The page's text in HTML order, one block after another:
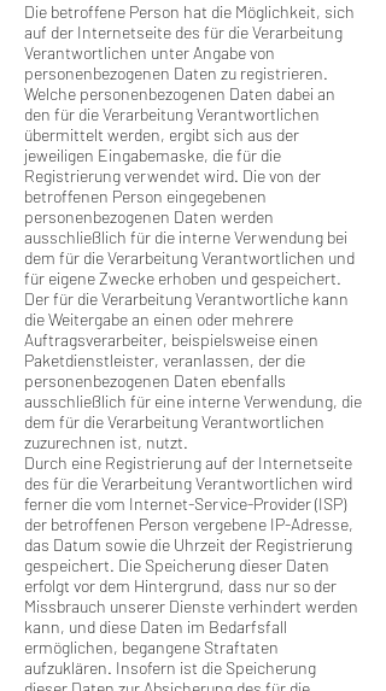
Die betroffene Person hat die Möglichkeit, sich
auf der Internetseite des für die Verarbeitung
Verantwortlichen unter Angabe von
personenbezogenen Daten zu registrieren.
Welche personenbezogenen Daten dabei an
den für die Verarbeitung Verantwortlichen
übermittelt werden, ergibt sich aus der
jeweiligen Eingabemaske, die für die
Registrierung verwendet wird. Die von der
betroffenen Person eingegebenen
personenbezogenen Daten werden
ausschließlich für die interne Verwendung bei
dem für die Verarbeitung Verantwortlichen und
für eigene Zwecke erhoben und gespeichert.
Der für die Verarbeitung Verantwortliche kann
die Weitergabe an einen oder mehrere
Auftragsverarbeiter, beispielsweise einen
Paketdienstleister, veranlassen, der die
personenbezogenen Daten ebenfalls
ausschließlich für eine interne Verwendung, die
dem für die Verarbeitung Verantwortlichen
zuzurechnen ist, nutzt.
Durch eine Registrierung auf der Internetseite
des für die Verarbeitung Verantwortlichen wird
ferner die vom Internet-Service-Provider (ISP)
der betroffenen Person vergebene IP-Adresse,
das Datum sowie die Uhrzeit der Registrierung
gespeichert. Die Speicherung dieser Daten
erfolgt vor dem Hintergrund, dass nur so der
Missbrauch unserer Dienste verhindert werden
kann, und diese Daten im Bedarfsfall
ermöglichen, begangene Straftaten
aufzuklären. Insofern ist die Speicherung